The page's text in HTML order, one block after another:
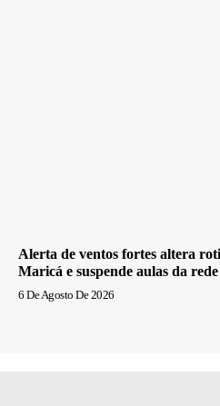
Alerta de ventos fortes altera
Maricá e suspende aulas da
6 De Agosto De 2026